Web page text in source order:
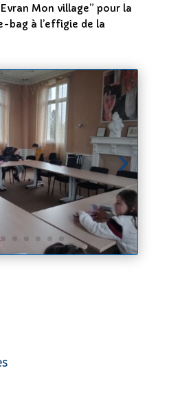
Mon village” pour la
bag à l’effigie de la